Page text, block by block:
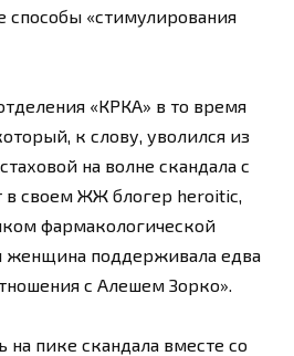
способы «стимулирования
«КРКА» в то время
к слову, уволился из
на волне скандала с
своем ЖЖ блогер heroitic,
фармакологической
женщина поддерживала едва
с Алешем Зорко».
на пике скандала вместе со